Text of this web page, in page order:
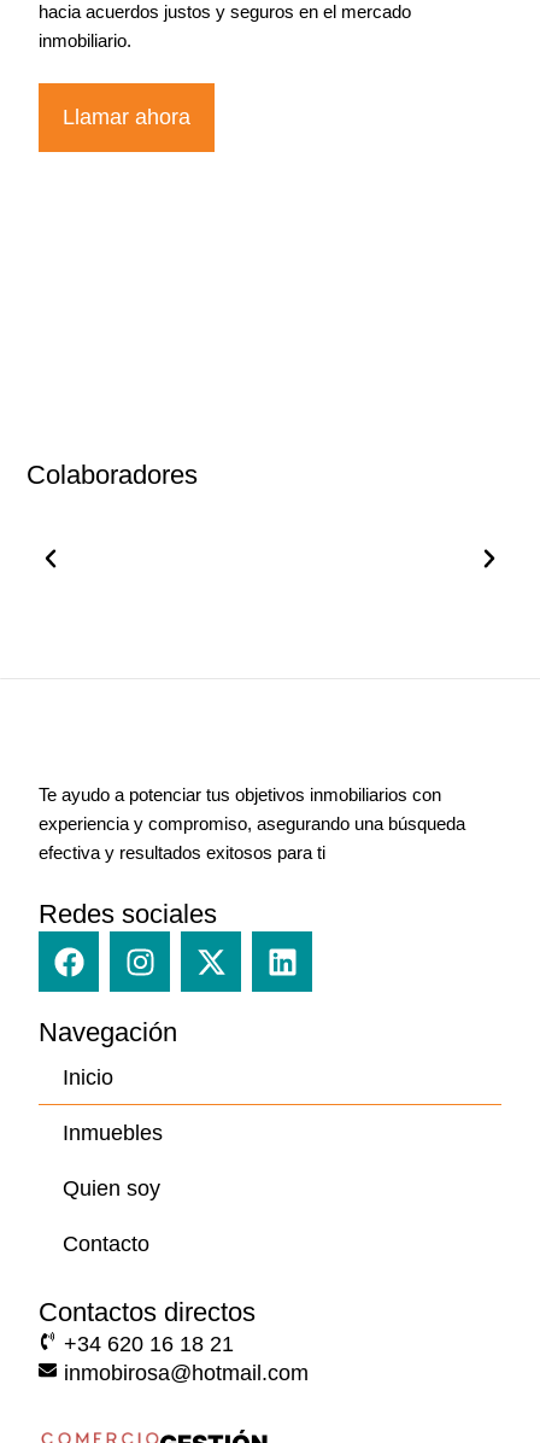
hacia acuerdos justos y seguros en el mercado
inmobiliario.
Llamar ahora
Colaboradores
Te ayudo a potenciar tus objetivos inmobiliarios con
experiencia y compromiso, asegurando una búsqueda
efectiva y resultados exitosos para ti
Redes sociales
F
a
e
b
o
o
I
n
t
g
r
m
X
-
t
L
i
d
Navegación
Inicio
Inmuebles
Quien soy
Contacto
Contactos directos
+34 620 16 18 21
inmobirosa@hotmail.com